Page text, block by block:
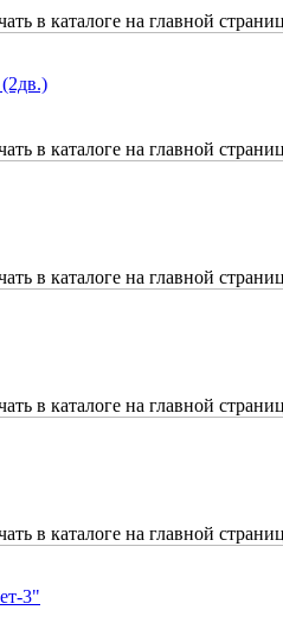
в каталоге на главной
в каталоге на главной
в каталоге на главной
в каталоге на главной
в каталоге на главной
3"